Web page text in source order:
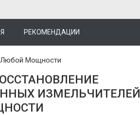
РЕКОМЕНДАЦИИ
Любой Мощности
ИЗМЕЛЬЧИТЕЛЕЙ